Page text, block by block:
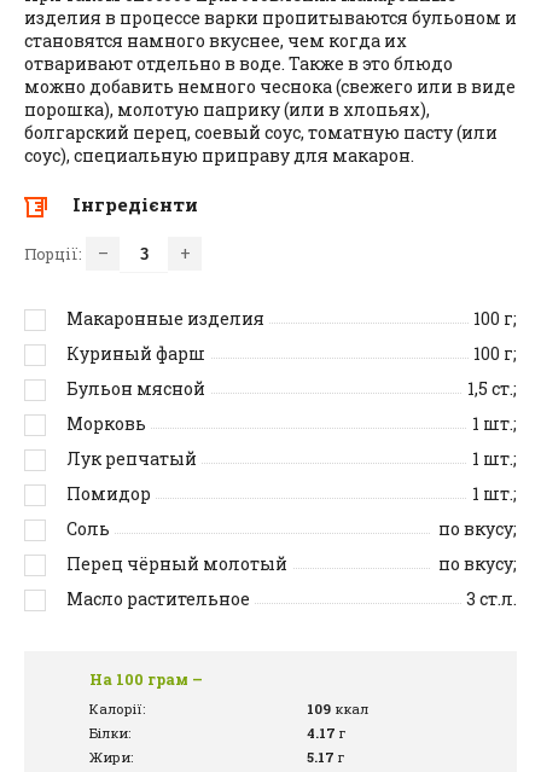
изделия в процессе варки пропитываются бульоном и
становятся намного вкуснее, чем когда их
отваривают отдельно в воде. Также в это блюдо
можно добавить немного чеснока (свежего или в виде
порошка), молотую паприку (или в хлопьях),
болгарский перец, соевый соус, томатную пасту (или
соус), специальную приправу для макарон.
Інгредієнти
Порції: – +
Макаронные изделия 100 г;
Куриный фарш
100 г;
Бульон мясной
1,5 ст.;
Морковь
1 шт.;
Лук репчатый
1 шт.;
Помидор
1 шт.;
Соль
по вкусу;
Перец чёрный молотый
по вкусу;
Масло растительное
3 ст.л.
На 100 грам –
Калорії: 109 ккал
Білки:
4.17 г
Жири:
5.17 г